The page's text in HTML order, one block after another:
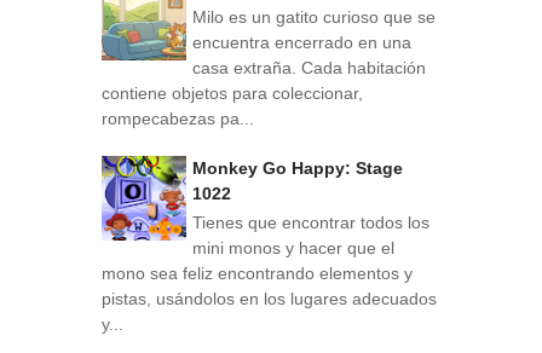
Milo es un gatito curioso que se
encuentra encerrado en una
casa extraña. Cada habitación
contiene objetos para coleccionar,
rompecabezas pa...
Monkey Go Happy: Stage
1022
Tienes que encontrar todos los
mini monos y hacer que el
mono sea feliz encontrando elementos y
pistas, usándolos en los lugares adecuados
y...